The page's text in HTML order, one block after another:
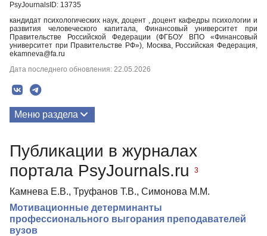
PsyJournalsID: 13735
кандидат психологических наук, доцент , доцент кафедры психологии и
развития человеческого капитала, Финансовый университет при
Правительстве Российской Федерации (ФГБОУ ВПО «Финансовый
университет при Правительстве РФ»), Москва, Российская Федерация,
ekamneva@fa.ru
Дата последнего обновления: 22.05.2026
Меню раздела
Публикации в журналах
портала PsyJournals.ru
3
Камнева Е.В., Труфанов Т.В., Симонова М.М.
Мотивационные детерминанты
профессионального выгорания преподавателей
вузов